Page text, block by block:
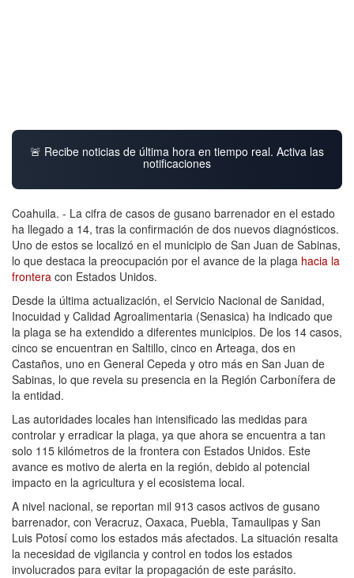
🚨 Recibe noticias de última hora en tiempo real. Activa las
notificaciones
Coahuila. - La cifra de casos de gusano barrenador en el estado
ha llegado a 14, tras la confirmación de dos nuevos diagnósticos.
Uno de estos se localizó en el municipio de San Juan de Sabinas,
lo que destaca la preocupación por el avance de la plaga hacia la
frontera con Estados Unidos.
Desde la última actualización, el Servicio Nacional de Sanidad,
Inocuidad y Calidad Agroalimentaria (Senasica) ha indicado que
la plaga se ha extendido a diferentes municipios. De los 14 casos,
cinco se encuentran en Saltillo, cinco en Arteaga, dos en
Castaños, uno en General Cepeda y otro más en San Juan de
Sabinas, lo que revela su presencia en la Región Carbonífera de
la entidad.
Las autoridades locales han intensificado las medidas para
controlar y erradicar la plaga, ya que ahora se encuentra a tan
solo 115 kilómetros de la frontera con Estados Unidos. Este
avance es motivo de alerta en la región, debido al potencial
impacto en la agricultura y el ecosistema local.
A nivel nacional, se reportan mil 913 casos activos de gusano
barrenador, con Veracruz, Oaxaca, Puebla, Tamaulipas y San
Luis Potosí como los estados más afectados. La situación resalta
la necesidad de vigilancia y control en todos los estados
involucrados para evitar la propagación de este parásito.